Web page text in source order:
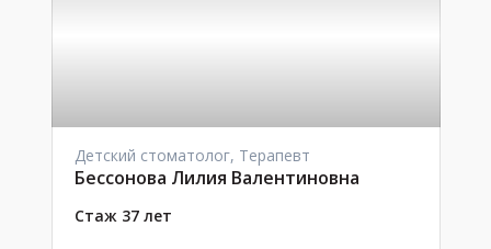
Детский стоматолог, Терапевт
Бессонова Лилия Валентиновна
Стаж 37 лет